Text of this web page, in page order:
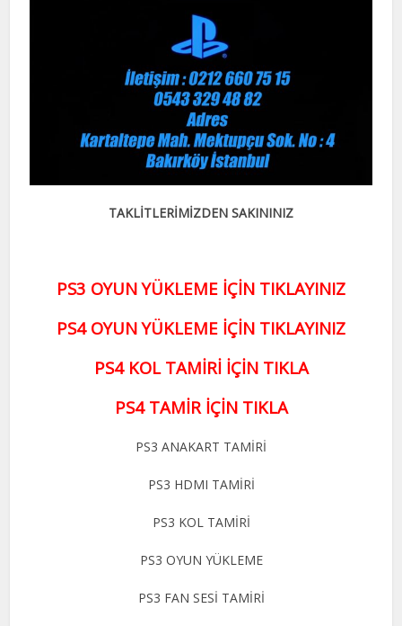
TAKLİTLERİMİZDEN SAKININIZ
PS3 OYUN YÜKLEME İÇİN TIKLAYINIZ
PS4 OYUN YÜKLEME İÇİN TIKLAYINIZ
PS4 KOL TAMİRİ İÇİN TIKLA
PS4 TAMİR İÇİN TIKLA
PS3 ANAKART TAMİRİ
PS3 HDMI TAMİRİ
PS3 KOL TAMİRİ
PS3 OYUN YÜKLEME
PS3 FAN SESİ TAMİRİ